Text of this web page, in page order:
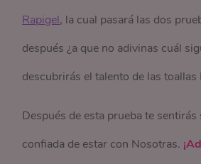
Rapigel, la cual pasará las dos
después ¿a que no adivinas cuál
descubrirás el talento de las toallas
Después de esta prueba te
confiada de estar con Nosotras.